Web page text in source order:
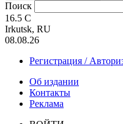
Поиск
16.5 C
Irkutsk, RU
08.08.26
Регистрация /
Об издании
Контакты
Реклама